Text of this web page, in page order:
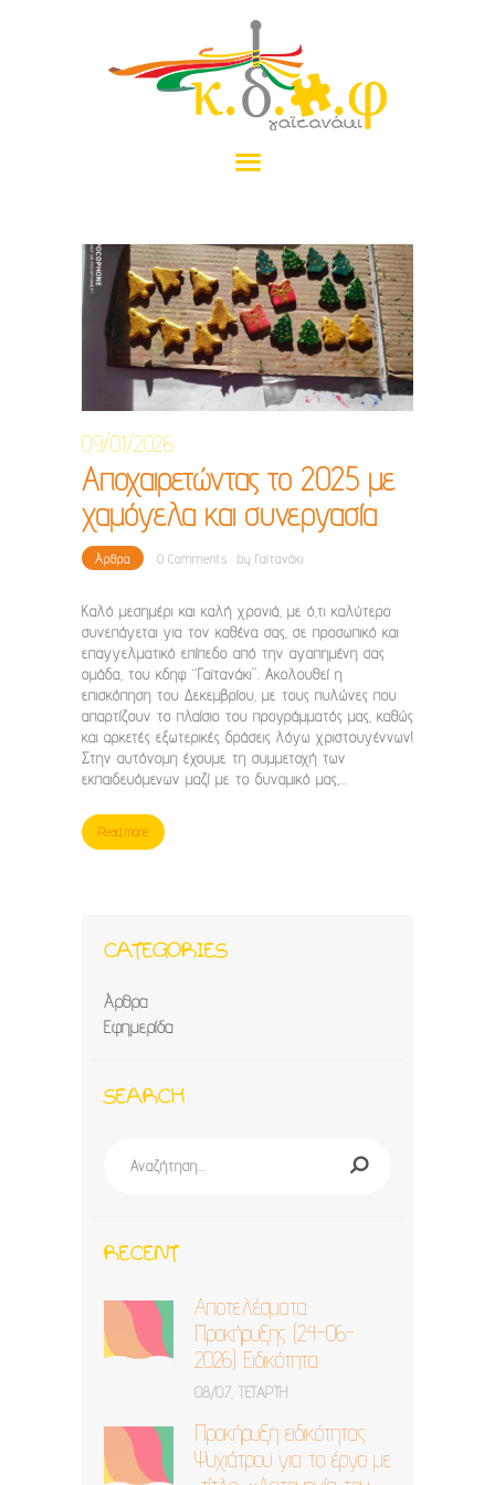
ΝΈΑ
ΠΡΑΜΑΤΈΛΙΑ
ΕΠΙΚΟΙΝΩΝΊΑ
ΔΩΡΕΆ
09/01/2026
Αποχαιρετώντας το 2025 με
χαμόγελα και συνεργασία
Άρθρα 0 Comments by Γαϊτανάκι
Καλό μεσημέρι και καλή χρονιά, με ό,τι καλύτερο
συνεπάγεται για τον καθένα σας, σε προσωπικό και
επαγγελματικό επίπεδο από την αγαπημένη σας
ομάδα, του κδηφ “Γαϊτανάκι”. Ακολουθεί η
επισκόπηση του Δεκεμβρίου, με τους πυλώνες που
απαρτίζουν το πλαίσιο του προγράμματός μας, καθώς
και αρκετές εξωτερικές δράσεις λόγω χριστουγέννων!
Στην αυτόνομη έχουμε τη συμμετοχή των
εκπαιδευόμενων μαζί με το δυναμικό μας,…
Read more
CATEGORIES
Άρθρα
Εφημερίδα
SEARCH
RECENT
Αποτελέσματα
Προκήρυξης (24-06-
2026) Ειδικότητα:
Ψυχίατρος
08/07, ΤΕΤΆΡΤΗ
Προκήρυξη ειδικότητας
Ψυχιάτρου για το έργο με